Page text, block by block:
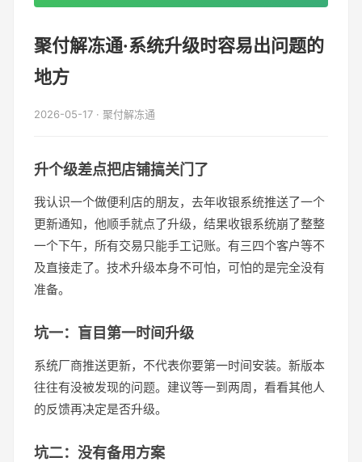
聚付解冻通·系统升级时容易出问题的
地方
2026-05-17 · 聚付解冻通
升个级差点把店铺搞关门了
我认识一个做便利店的朋友，去年收银系统推送了一个
更新通知，他顺手就点了升级，结果收银系统崩了整整
一个下午，所有交易只能手工记账。有三四个客户等不
及直接走了。技术升级本身不可怕，可怕的是完全没有
准备。
坑一：盲目第一时间升级
系统厂商推送更新，不代表你要第一时间安装。新版本
往往有没被发现的问题。建议等一到两周，看看其他人
的反馈再决定是否升级。
坑二：没有备用方案